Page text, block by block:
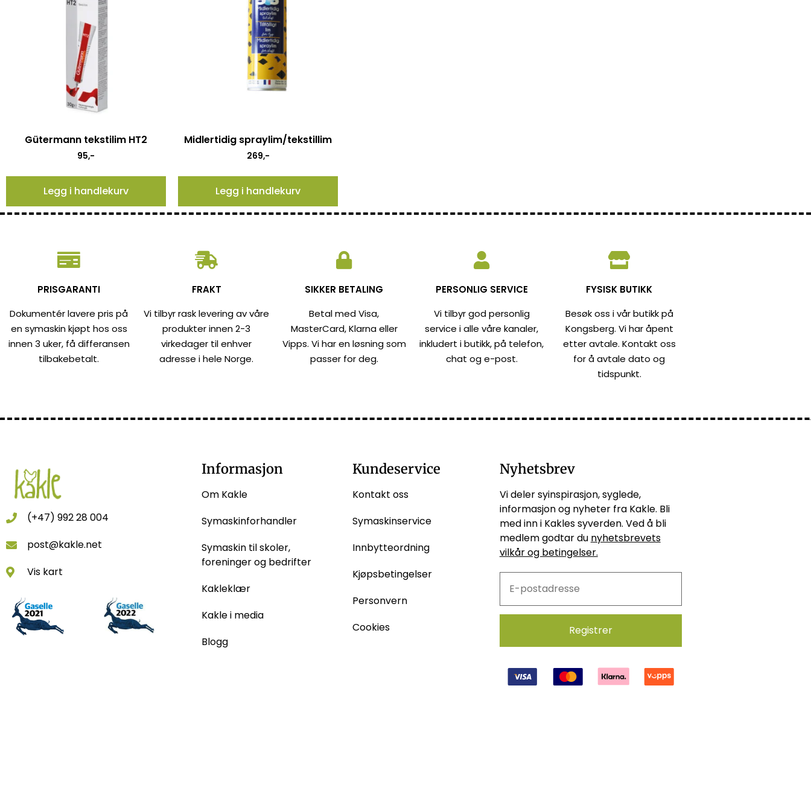
Gütermann tekstilim HT2
95,-
Legg i handlekurv
Midlertidig spraylim/tekstillim
269,-
Legg i handlekurv
PRISGARANTI
Dokumentér lavere pris på
en symaskin kjøpt hos oss
innen 3 uker, få differansen
tilbakebetalt.
FRAKT
Vi tilbyr rask levering av våre
produkter innen 2-3
virkedager til enhver
adresse i hele Norge.
SIKKER BETALING
Betal med Visa,
MasterCard, Klarna eller
Vipps. Vi har en løsning som
passer for deg.
PERSONLIG SERVICE
Vi tilbyr god personlig
service i alle våre kanaler,
inkludert i butikk, på telefon,
chat og e-post.
FYSISK BUTIKK
Besøk oss i vår butikk på
Kongsberg. Vi har åpent
etter avtale. Kontakt oss
for å avtale dato og
tidspunkt.
(+47) 992 28 004
post@kakle.net
Vis kart
Informasjon
Om Kakle
Symaskinforhandler
Symaskin til skoler,
foreninger og bedrifter
Kakleklær
Kakle i media
Blogg
Kundeservice
Kontakt oss
Symaskinservice
Innbytteordning
Kjøpsbetingelser
Personvern
Cookies
Nyhetsbrev
Vi deler syinspirasjon, syglede,
informasjon og nyheter fra Kakle. Bli
med inn i Kakles syverden. Ved å bli
medlem godtar du nyhetsbrevets
vilkår og betingelser.